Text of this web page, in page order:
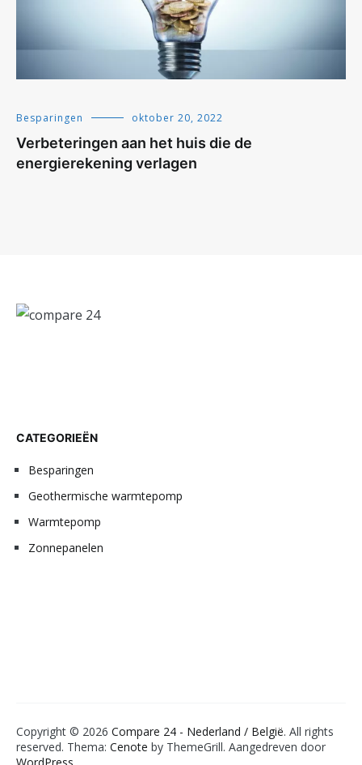
Besparingen oktober 20, 2022
Verbeteringen aan het huis die de
energierekening verlagen
CATEGORIEËN
Besparingen
Geothermische warmtepomp
Warmtepomp
Zonnepanelen
Copyright © 2026 Compare 24 - Nederland / België. All rights
reserved. Thema: Cenote by ThemeGrill. Aangedreven door